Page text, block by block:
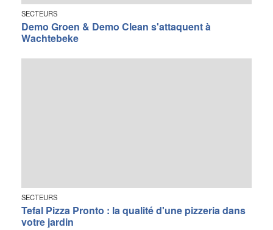
SECTEURS
Demo Groen & Demo Clean s'attaquent à
Wachtebeke
SECTEURS
Tefal Pizza Pronto : la qualité d'une pizzeria dans
votre jardin